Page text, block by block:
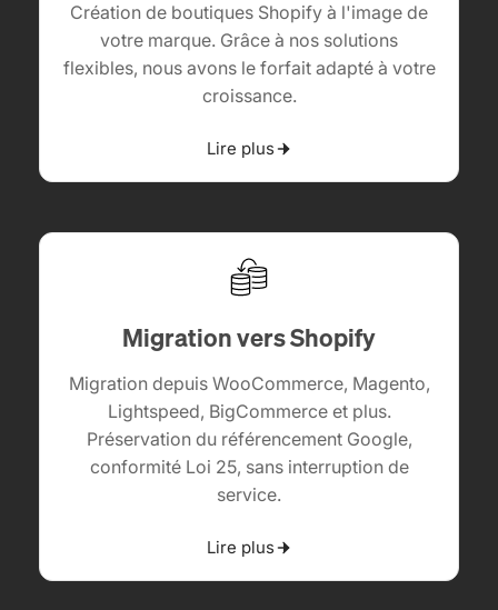
Création de boutiques Shopify à l'image de
votre marque. Grâce à nos solutions
flexibles, nous avons le forfait adapté à votre
croissance.
Lire plus
Migration vers Shopify
Migration depuis WooCommerce, Magento,
Lightspeed, BigCommerce et plus.
Préservation du référencement Google,
conformité Loi 25, sans interruption de
service.
Lire plus